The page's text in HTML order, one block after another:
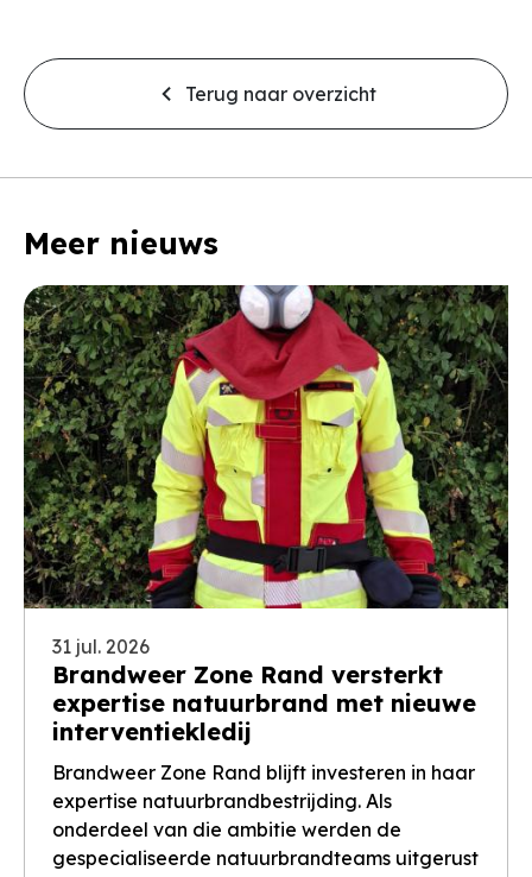
Terug naar overzicht
Meer nieuws
31 jul. 2026
Brandweer Zone Rand versterkt
expertise natuurbrand met nieuwe
interventiekledij
Brandweer Zone Rand blijft investeren in haar
expertise natuurbrandbestrijding. Als
onderdeel van die ambitie werden de
gespecialiseerde natuurbrandteams uitgerust